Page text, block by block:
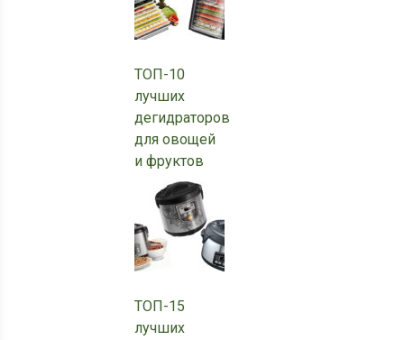
ТОП-10
лучших
дегидраторов
для овощей
и фруктов
ТОП-15
лучших